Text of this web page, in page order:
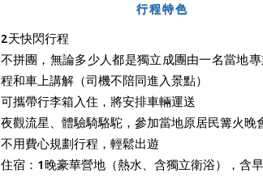
行程特色
2天快閃行程
不拼團，無論多少人都是獨立成團由一名當地
程和車上講解（司機不陪同進入景點）
可攜帶行李箱入住，將安排車輛運送
夜觀流星、體驗騎駱駝，參加當地原居民篝火晚
不用費心規劃行程，輕鬆出遊
住宿：1晚豪華營地（熱水、含獨立衛浴），含